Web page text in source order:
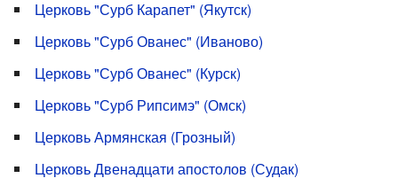
Церковь "Сурб Карапет" (Якутск)
Церковь "Сурб Ованес" (Иваново)
Церковь "Сурб Ованес" (Курск)
Церковь "Сурб Рипсимэ" (Омск)
Церковь Армянская (Грозный)
Церковь Двенадцати апостолов (Судак)